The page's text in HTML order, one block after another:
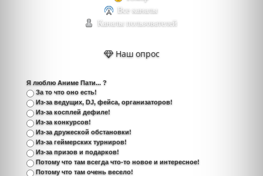
Все каналы
Каналы пользователей
Наш опрос
Я люблю Аниме Пати... ?
За то что оно есть!
Из-за ведущих, DJ, фейса, организаторов!
Из-за косплей дефиле!
Из-за конкурсов!
Из-за дружеской обстановки!
Из-за геймерских турниров!
Из-за призов и подарков!
Потому что там всегда что-то новое и интересное!
Потому что там очень весело!